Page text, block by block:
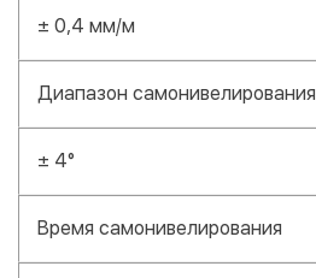
± 0,4 мм/м
Диапазон самонивелирования
± 4°
Время самонивелирования